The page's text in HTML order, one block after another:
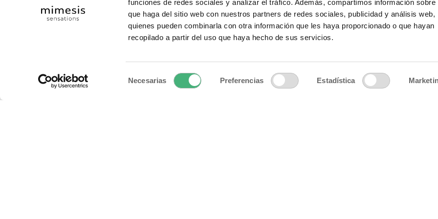
funciones de redes sociales y analizar el tráfico. Además, compartimos información sobre
que haga del sitio web con nuestros partners de redes sociales, publicidad y análisis web,
quienes pueden combinarla con otra información que les haya proporcionado o que hayan
recopilado a partir del uso que haya hecho de sus servicios.
Necesarias Preferencias Estadística
Política de privacidad| Política de cookies|Aviso Legal|Politicas
SUSCRÍBETE A
MUCHOS